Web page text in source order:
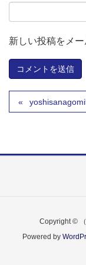
新しい投稿をメ
Copyright ©
Powered by